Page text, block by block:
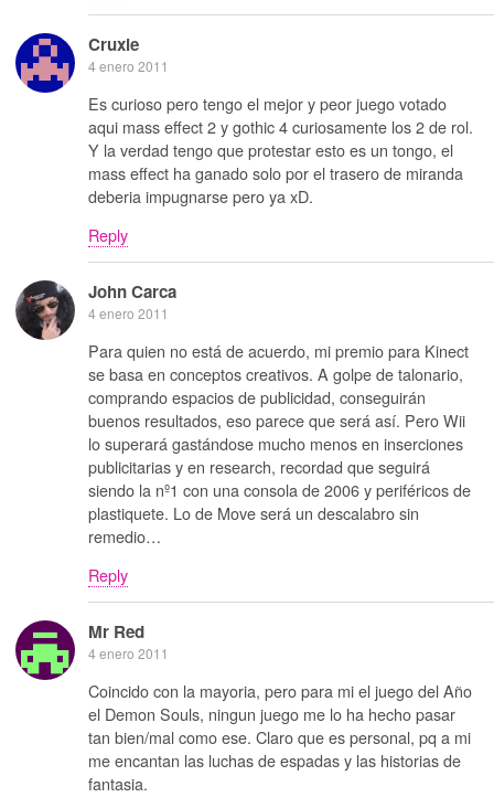
Cruxie
4 enero 2011
Es curioso pero tengo el mejor y peor juego votado
aqui mass effect 2 y gothic 4 curiosamente los 2 de rol.
Y la verdad tengo que protestar esto es un tongo, el
mass effect ha ganado solo por el trasero de miranda
deberia impugnarse pero ya xD.
Reply
John Carca
4 enero 2011
Para quien no está de acuerdo, mi premio para Kinect
se basa en conceptos creativos. A golpe de talonario,
comprando espacios de publicidad, conseguirán
buenos resultados, eso parece que será así. Pero Wii
lo superará gastándose mucho menos en inserciones
publicitarias y en research, recordad que seguirá
siendo la nº1 con una consola de 2006 y periféricos de
plastiquete. Lo de Move será un descalabro sin
remedio…
Reply
Mr Red
4 enero 2011
Coincido con la mayoria, pero para mi el juego del Año
el Demon Souls, ningun juego me lo ha hecho pasar
tan bien/mal como ese. Claro que es personal, pq a mi
me encantan las luchas de espadas y las historias de
fantasia.